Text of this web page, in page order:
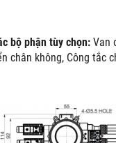
bộ phận tùy chọn: Van
chân không, Công tắc